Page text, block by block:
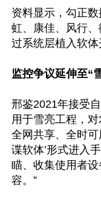
资料显示，勾正
虹、康佳、风行
过系统层植入软体
监控争议延伸至“
邢鉴2021年接受
用于雪亮工程，对
全网共享、全时可
谍软体’形式进入
瞄、收集使用者
容。”